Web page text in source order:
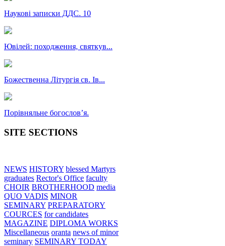
Наукові записки ДДС. 10
Ювілей: походження, святкув...
Божественна Літургія св. Ів...
Порівняльне богословʼя.
SITE SECTIONS
NEWS HISTORY blessed Martyrs
graduates Rector's Office faculty
CHOIR BROTHERHOOD media
QUO VADIS MINOR
SEMINARY PREPARATORY
COURCES for candidates
MAGAZINE DIPLOMA WORKS
Miscellaneous oranta news of minor
seminary SEMINARY TODAY